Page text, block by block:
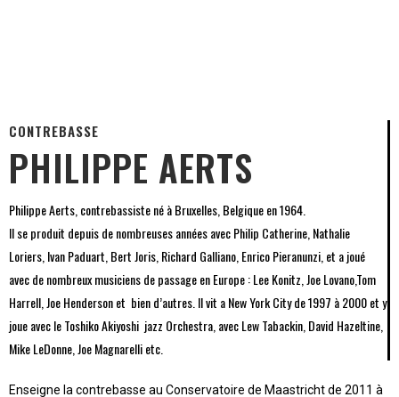
CONTREBASSE
PHILIPPE AERTS
Philippe Aerts, contrebassiste né à Bruxelles, Belgique en 1964.
Il se produit depuis de nombreuses années avec Philip Catherine, Nathalie
Loriers, Ivan Paduart, Bert Joris, Richard Galliano, Enrico Pieranunzi, et a joué
avec de nombreux musiciens de passage en Europe : Lee Konitz, Joe Lovano,Tom
Harrell, Joe Henderson et bien d’autres. Il vit a New York City de 1997 à 2000 et y
joue avec le Toshiko Akiyoshi jazz Orchestra, avec Lew Tabackin, David Hazeltine,
Mike LeDonne, Joe Magnarelli etc.
Enseigne la contrebasse au Conservatoire de Maastricht de 2011 à